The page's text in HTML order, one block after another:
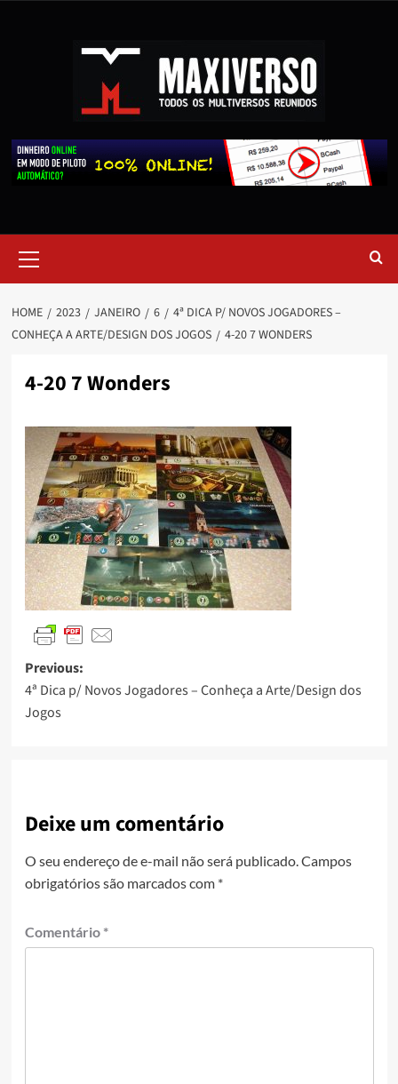
HOME 2023 JANEIRO 6
4ª DICA P/ NOVOS JOGADORES –
CONHEÇA A ARTE/DESIGN DOS JOGOS
4-20 7 WONDERS
4-20 7 Wonders
Previous:
4ª Dica p/ Novos Jogadores – Conheça a Arte/Design dos
Jogos
Deixe um comentário
O seu endereço de e-mail não será publicado. Campos
obrigatórios são marcados com *
Comentário *